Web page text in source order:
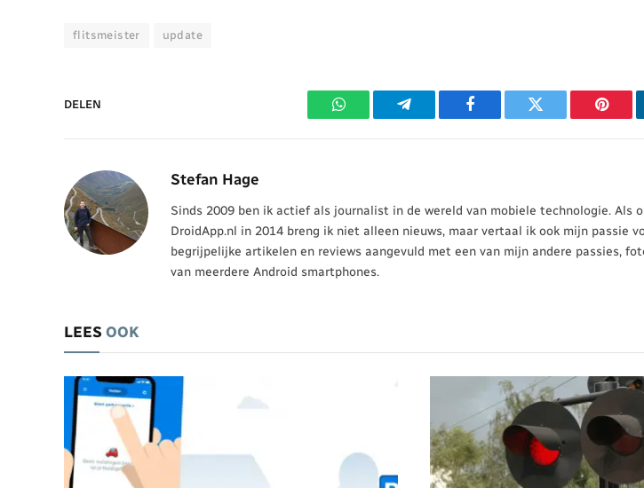
flitsmeister update
DELEN
WhatsAppTelegram Facebook Twitter
Stefan Hage
Sinds 2009 ben ik actief als journalist in de wereld van mobiele technologie. Als
DroidApp.nl in 2014 breng ik niet alleen nieuws, maar vertaal ik ook mijn passie
begrijpelijke artikelen en reviews aangevuld met een van mijn andere passies,
van meerdere Android smartphones.
LEES OOK